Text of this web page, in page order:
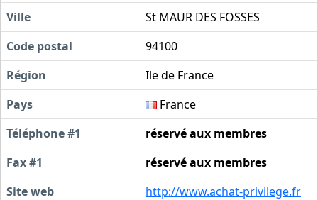
Ville
St MAUR DES FOSSES
Code postal
94100
Région
Ile de France
Pays
France
Téléphone #1
réservé aux membres
Fax #1
réservé aux membres
Site web
http://www.achat-privilege.fr